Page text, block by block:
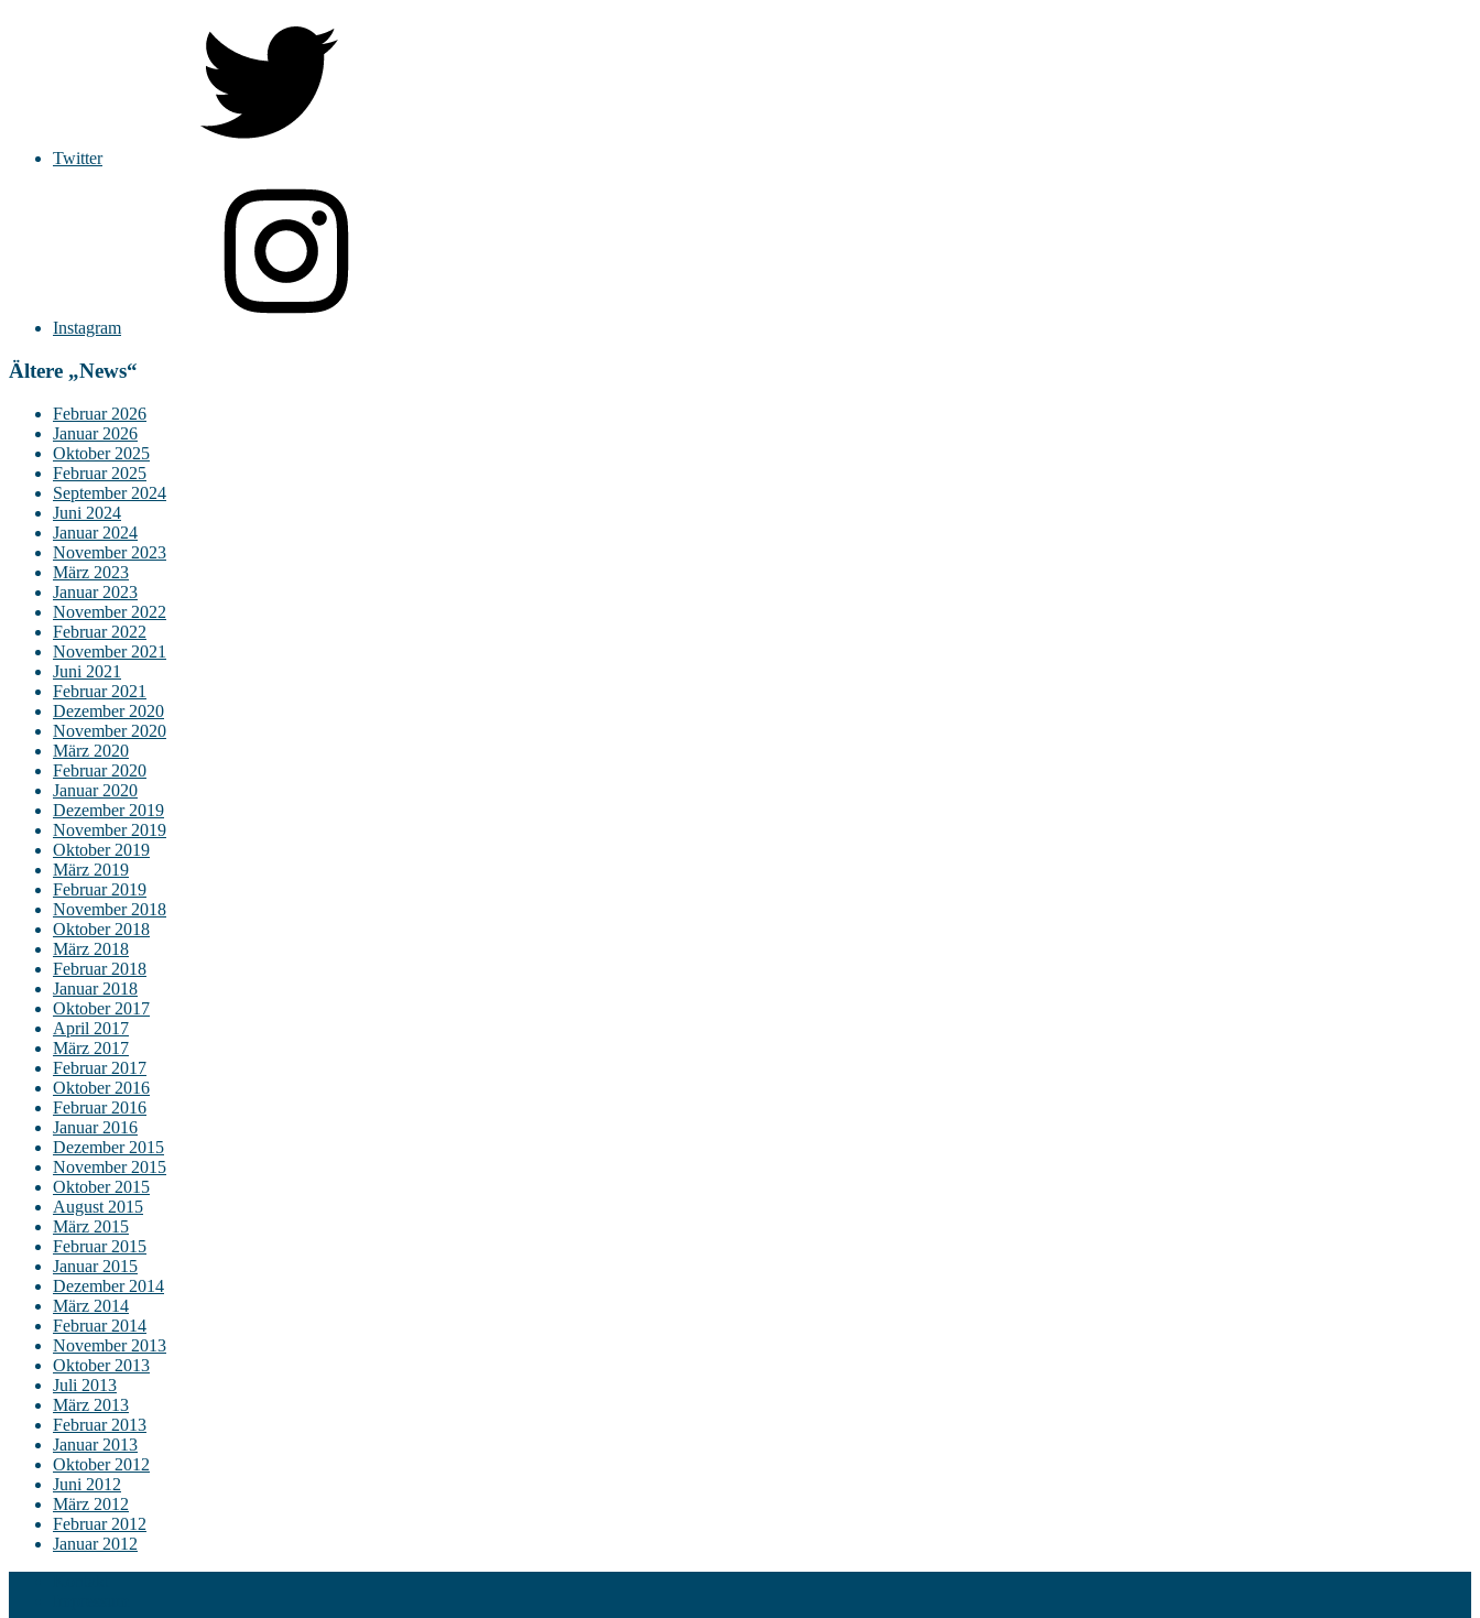
Twitter
Instagram
Ältere „News“
Februar 2026
Januar 2026
Oktober 2025
Februar 2025
September 2024
Juni 2024
Januar 2024
November 2023
März 2023
Januar 2023
November 2022
Februar 2022
November 2021
Juni 2021
Februar 2021
Dezember 2020
November 2020
März 2020
Februar 2020
Januar 2020
Dezember 2019
November 2019
Oktober 2019
März 2019
Februar 2019
November 2018
Oktober 2018
März 2018
Februar 2018
Januar 2018
Oktober 2017
April 2017
März 2017
Februar 2017
Oktober 2016
Februar 2016
Januar 2016
Dezember 2015
November 2015
Oktober 2015
August 2015
März 2015
Februar 2015
Januar 2015
Dezember 2014
März 2014
Februar 2014
November 2013
Oktober 2013
Juli 2013
März 2013
Februar 2013
Januar 2013
Oktober 2012
Juni 2012
März 2012
Februar 2012
Januar 2012